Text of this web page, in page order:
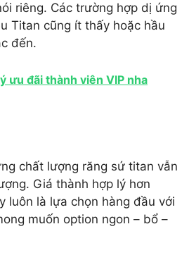
riêng. Các trường hợp dị ứng
Titan cũng ít thấy hoặc hầu
đến.
ưu đãi thành viên VIP nha
chất lượng răng sứ titan vẫn
Giá thành hợp lý hơn
luôn là lựa chọn hàng đầu với
muốn option ngon – bổ –